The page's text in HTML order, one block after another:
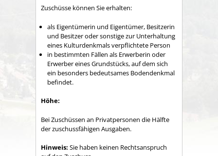
Zuschüsse können Sie erhalten:
als Eigentümerin und Eigentümer, Besitzerin
und Besitzer oder sonstige zur Unterhaltung
eines Kulturdenkmals verpflichtete Person
in bestimmten Fällen als Erwerberin oder
Erwerber eines Grundstücks, auf dem sich
ein besonders bedeutsames Bodendenkmal
befindet.
Höhe:
Bei Zuschüssen an Privatpersonen die Hälfte
der zuschussfähigen Ausgaben.
Hinweis: Sie haben keinen Rechtsanspruch